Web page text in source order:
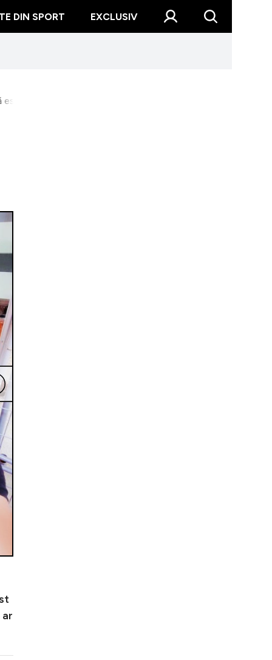
DIN SPORT EXCLUSIV
dat dispărut: ”Am trecut prin foarte multe...”